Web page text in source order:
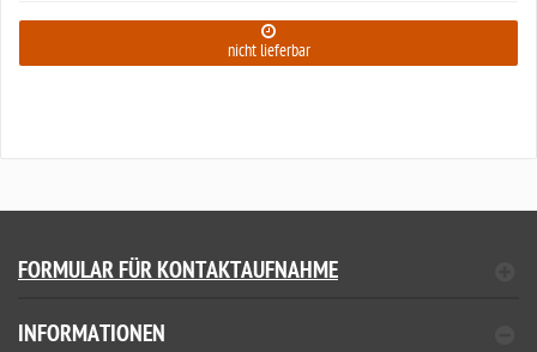
nicht lieferbar
FORMULAR FÜR KONTAKTAUFNAHME
INFORMATIONEN